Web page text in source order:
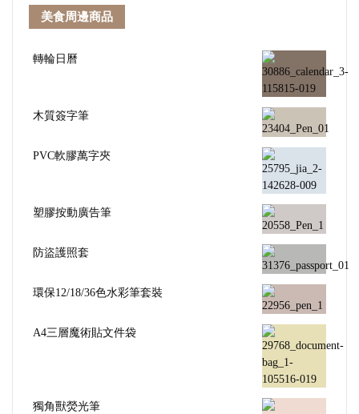
美食周邊商品
轉輪日曆
木質簽字筆
PVC軟膠萬字夾
塑膠按動廣告筆
防盜護照套
環保12/18/36色水彩筆套裝
A4三層魔術貼文件袋
獨角獸熒光筆